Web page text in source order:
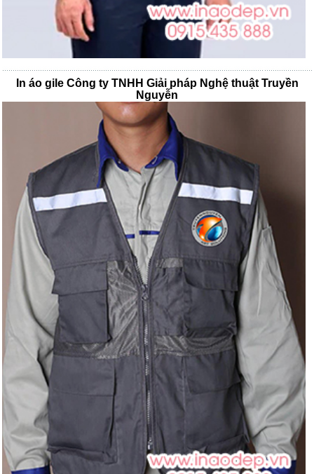
In áo gile Công ty TNHH Giải pháp Nghệ thuật Truyền
Nguyễn